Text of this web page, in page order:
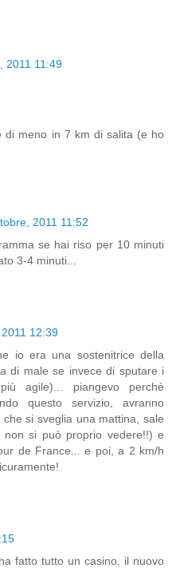
2011 11:49
di meno in 7 km di salita (e ho
2011 11:52
se hai riso per 10 minuti
3-4 minuti...
12:39
io era una sostenitrice della
di male se invece di sputare i
agile)... piangevo perchè
questo servizio, avranno
si sveglia una mattina, sale
si può proprio vedere!!) e
de France... e poi, a 2 km/h
fatto tutto un casino, il nuovo